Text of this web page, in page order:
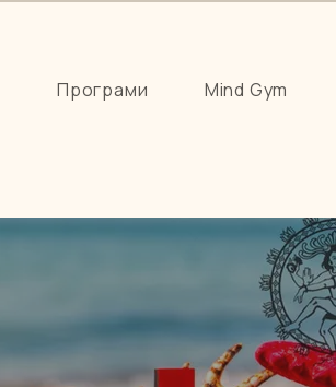
Програми Mind Gym